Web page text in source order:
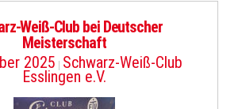
Weiß-Club bei Deutscher
Meisterschaft
2025 | Schwarz-Weiß-Club
Esslingen e.V.